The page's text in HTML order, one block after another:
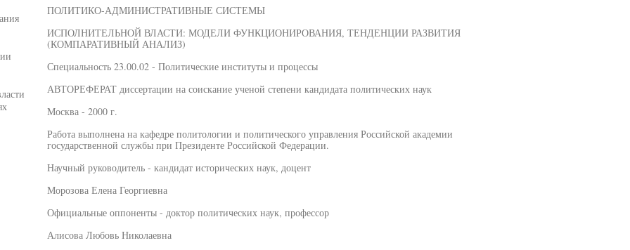
ПОЛИТИКО-АДМИНИСТРАТИВНЫЕ СИСТЕМЫ
ИСПОЛНИТЕЛЬНОЙ ВЛАСТИ: МОДЕЛИ ФУНКЦИОНИРОВАНИЯ, ТЕНДЕНЦИИ РАЗВИТИЯ
(КОМПАРАТИВНЫЙ АНАЛИЗ)
Специальность 23.00.02 - Политические институты и процессы
АВТОРЕФЕРАТ диссертации на соискание ученой степени кандидата политических наук
Москва - 2000 г.
Работа выполнена на кафедре политологии и политического управления Российской академии
государственной службы при Президенте Российской Федерации.
Научный руководитель - кандидат исторических наук, доцент
Морозова Елена Георгиевна
Официальные оппоненты - доктор политических наук, профессор
Алисова Любовь Николаевна